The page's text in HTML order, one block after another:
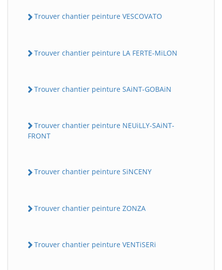
Trouver chantier peinture VESCOVATO
Trouver chantier peinture LA FERTE-MiLON
Trouver chantier peinture SAiNT-GOBAiN
Trouver chantier peinture NEUiLLY-SAiNT-
FRONT
Trouver chantier peinture SiNCENY
Trouver chantier peinture ZONZA
Trouver chantier peinture VENTiSERi